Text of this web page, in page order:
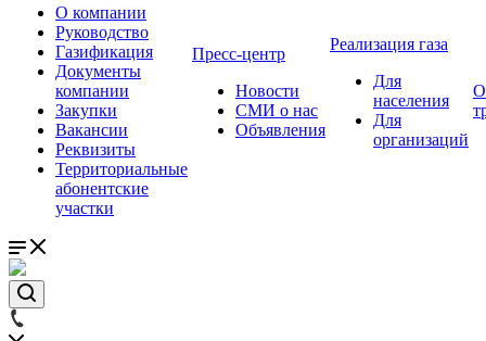
О компании
Руководство
Газификация
Документы
компании
Закупки
Вакансии
Реквизиты
Территориальные
абонентские
участки
Пресс-центр
Новости
СМИ о нас
Объявления
Реализация газа
Для
населения
Для
организаций